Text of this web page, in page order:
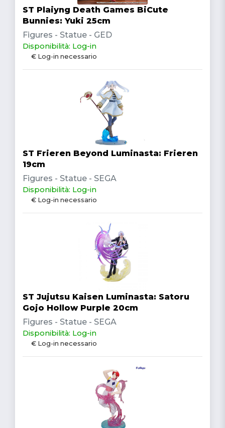
ST Plaiyng Death Games BiCute
Bunnies: Yuki 25cm
Figures - Statue - GED
Disponibilità: Log-in
€ Log-in necessario
ST Frieren Beyond Luminasta: Frieren
19cm
Figures - Statue - SEGA
Disponibilità: Log-in
€ Log-in necessario
ST Jujutsu Kaisen Luminasta: Satoru
Gojo Hollow Purple 20cm
Figures - Statue - SEGA
Disponibilità: Log-in
€ Log-in necessario